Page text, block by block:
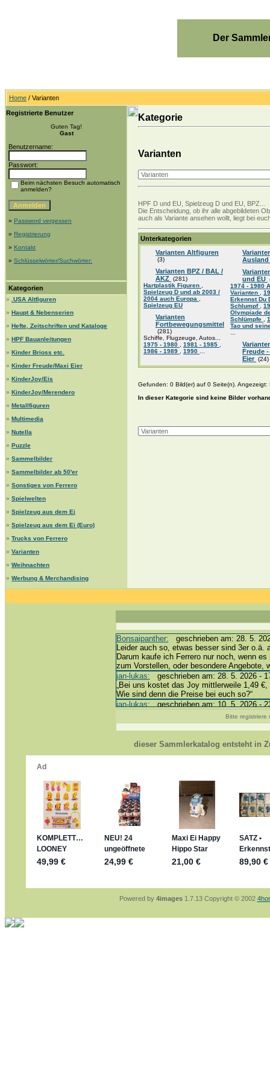
Der
Home / Varianten
Registrierte Benutzer
Guten Tag!
Gast
Benutzername:
Passwort:
Beim nächsten Besuch automatisch
anmelden?
» Password vergessen
» Registrierung
» Kontakt
» Schlüsselwörter/Suchwörter:
Kategorien
»
.USA Altfiguren
» Haupt & Nebenserien
» Hefte, Zeitschriften und Kataloge
» HPF Bauanleitungen
» Kinder Brioss etc.
» Kinder Freude/Maxi Eier
» KinderJoy/Eis
» KinderJoy/Merendero
» Metallfiguren
» Multimedia
» Nutella
» Puzzle
» Sammelbilder
» Sammelbilder ab 50'er
» Sonstiges von Ferrero
» Spielwelten
» Spielzeug aus dem Ei
» Spielzeug aus dem Ei (Euro)
» Trucks von Ferrero
» Varianten
» Weihnachten
» Werbung & Merchandising
Kategorie
Varianten
HPF D und EU, Spielzeug D und EU, BPZ...
Die Entscheidung, ob ihr alle abgebildeten
auch als Variante ansehen wollt, liegt bei
Unterkategorien
Varianten Altfiguren
(3)
Varianten BPZ / BAL /
AKZ (281)
Hartplastik Figuren
Spielzeug D und ab 2003 /
2004 auch Europa
Spielzeug EU
Varianten
Fortbewegungsmittel
(281)
Schiffe, Flugzeuge, Autos...
1975 - 1980
1981 - 1985
1986 - 1989
1990
Ausland
und EU
1974 - 1980
Varianten
Erkennst Du
Schlumpf
Olympiade
Schlümpfe
Tao und
Freude -
Eier (24)
Gefunden: 0 Bild(er) auf 0 Seite(n). Angezeigt:
In dieser Kategorie sind keine Bilder
Bonsaipanther: geschrieben am: 28. 5.
Leider auch so, etwas besser sind 3er o.ä.
Darum kaufe ich Ferrero nur noch, wenn
zum Vorstellen, oder besondere Angebote,
jan-lukas: geschrieben am: 28. 5. 2026 -
„Bei uns kostet das Joy mittlerweile 1,49
Wie sind denn die Preise bei euch so?“
jan-lukas:geschrieben am: 10. 5. 2026 -
Bonsaipanther:geschrieben am: 10. 5.
@ Harald
https://www.ue-ei-portal-
Dein Enkel sollte zur Strafe die nächsten
Für die Figuren VC307, 310, 318 und 326
mein Enkel hat die leider weggeworfen
jan-lukas:
geschrieben am: 29. 4. 2026 -
https://www.ferrero-
sammelspass.de/einladung/
jan-lukas:
geschrieben am: 28. 4. 2026 -
stimmt, jetzt fällt es mir auch ein
*Bussi*
Bonsaipanther:
geschrieben am: 28. 4.
So habe ich das in Erinnerung ... oder?
jan-lukas:geschrieben am: 28. 4. 2026 -
Bitte registriere
dieser Sammlerkatalog entsteht in
Powered by 4images1.7.13 Copyright © 2002